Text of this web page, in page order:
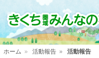
ン
コ
ン
テ
ン
ツ
パ
ホーム 活動報告 活動報告
きくち圏域み